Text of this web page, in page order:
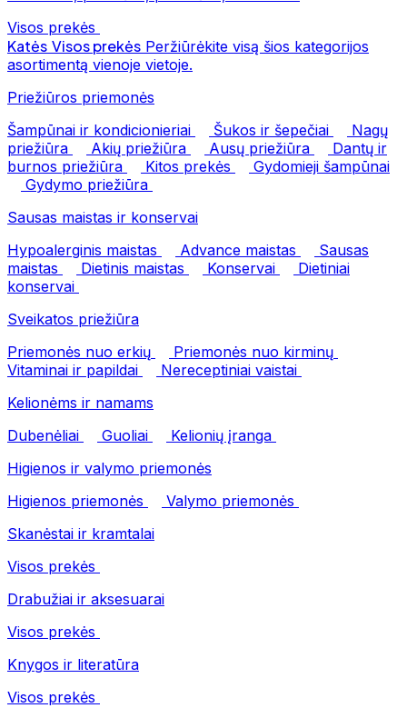
Visos prekės
Katės Visos prekės Peržiūrėkite visą šios kategorijos
asortimentą vienoje vietoje.
Priežiūros priemonės
Šampūnai ir kondicionieriai
Šukos ir šepečiai
Nagų
priežiūra
Akių priežiūra Ausų priežiūra
Dantų ir
burnos priežiūra
Kitos prekės
Gydomieji šampūnai
Gydymo priežiūra
Sausas maistas ir konservai
Hypoalerginis maistas
Advance maistas
Sausas
maistas
Dietinis maistas Konservai
Dietiniai
konservai
Sveikatos priežiūra
Priemonės nuo erkių
Priemonės nuo kirminų
Vitaminai ir papildai
Nereceptiniai vaistai
Kelionėms ir namams
Dubenėliai
Guoliai
Kelionių įranga
Higienos ir valymo priemonės
Higienos priemonės
Valymo priemonės
Skanėstai ir kramtalai
Visos prekės
Drabužiai ir aksesuarai
Visos prekės
Knygos ir literatūra
Visos prekės